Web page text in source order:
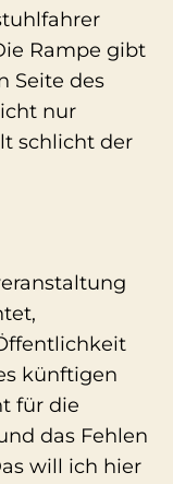
Rampe gibt
Seite des
nur
schlicht der
künftigen
für die
das Fehlen
will ich hier